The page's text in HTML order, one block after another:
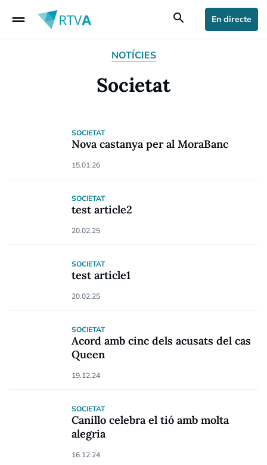
drag_handle search En directe
NOTÍCIES
Societat
SOCIETAT
Nova castanya per al MoraBanc
15.01.26
SOCIETAT
test article2
20.02.25
SOCIETAT
test article1
20.02.25
SOCIETAT
Acord amb cinc dels acusats del cas
Queen
19.12.24
SOCIETAT
Canillo celebra el tió amb molta
alegria
16.12.24